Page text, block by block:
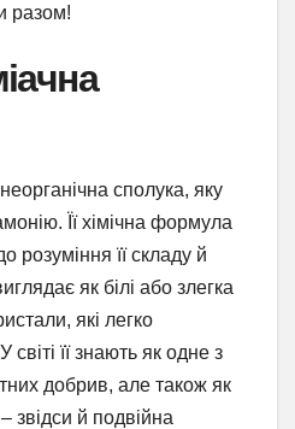
разом!
сполука, яку
Її хімічна формула
розуміння її складу й
як білі або злегка
які легко
її знають як одне з
добрив, але також як
звідси й подвійна